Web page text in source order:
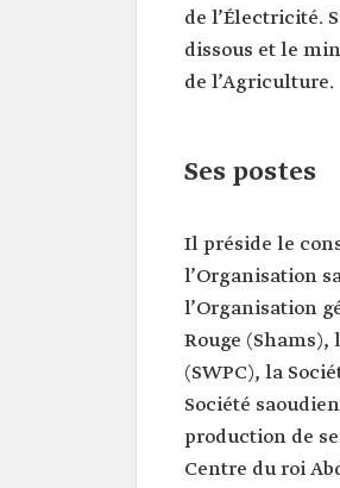
Poste actuel
Autres postes
de l’Électricité.
dissous et le
de l’Agriculture.
Ses postes
Il préside le
l’Organisation
l’Organisation
Rouge
(SWPC), la
Société
production de
Centre du roi